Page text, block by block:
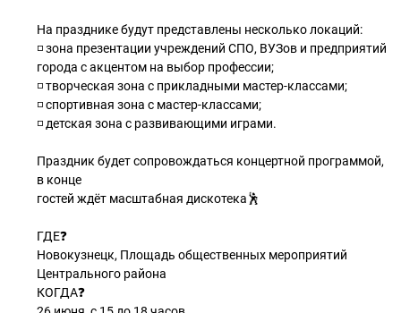
На празднике будут представлены несколько локаций:
◽ зона презентации учреждений СПО, ВУЗов и предприятий
города с акцентом на выбор профессии;
◽ творческая зона с прикладными мастер-классами;
◽ спортивная зона с мастер-классами;
◽ детская зона с развивающими играми.
Праздник будет сопровождаться концертной программой,
в конце
гостей ждёт масштабная дискотека🕺
ГДЕ❓
Новокузнецк, Площадь общественных мероприятий
Центрального района
КОГДА❓